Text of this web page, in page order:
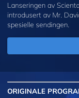
Lanseringen av
introdusert av Mr.
spesielle sendingen.
ORIGINALE